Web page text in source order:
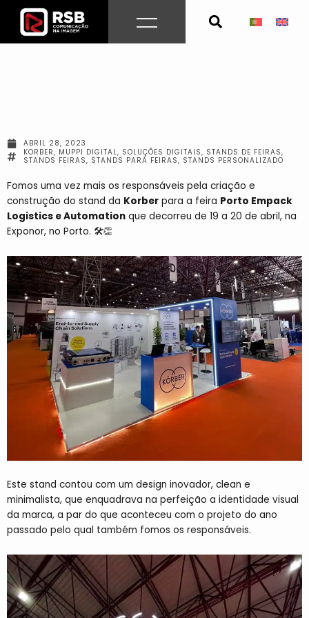
content
ABRIL 28, 2023
KORBER, MUPPI DIGITAL, SOLUÇÕES DIGITAIS, STANDS DE FEIRAS,
STANDS FEIRAS, STANDS PARA FEIRAS, STANDS PERSONALIZADO
Fomos uma vez mais os responsáveis pela criação e
construção do stand da Korber para a feira Porto Empack
Logistics e Automation que decorreu de 19 a 20 de abril, na
Exponor, no Porto. 🛠👏
Este stand contou com um design inovador, clean e
minimalista, que enquadrava na perfeição a identidade visual
da marca, a par do que aconteceu com o projeto do ano
passado pelo qual também fomos os responsáveis.